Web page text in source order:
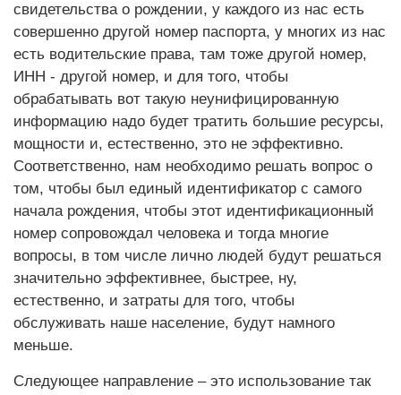
свидетельства о рождении, у каждого из нас есть
совершенно другой номер паспорта, у многих из нас
есть водительские права, там тоже другой номер,
ИНН - другой номер, и для того, чтобы
обрабатывать вот такую неунифицированную
информацию надо будет тратить большие ресурсы,
мощности и, естественно, это не эффективно.
Соответственно, нам необходимо решать вопрос о
том, чтобы был единый идентификатор с самого
начала рождения, чтобы этот идентификационный
номер сопровождал человека и тогда многие
вопросы, в том числе лично людей будут решаться
значительно эффективнее, быстрее, ну,
естественно, и затраты для того, чтобы
обслуживать наше население, будут намного
меньше.
Следующее направление – это использование так